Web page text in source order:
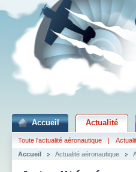
Accueil Actualité
Toute l'actualité aéronautique |
Accueil
Actualité aéronautique